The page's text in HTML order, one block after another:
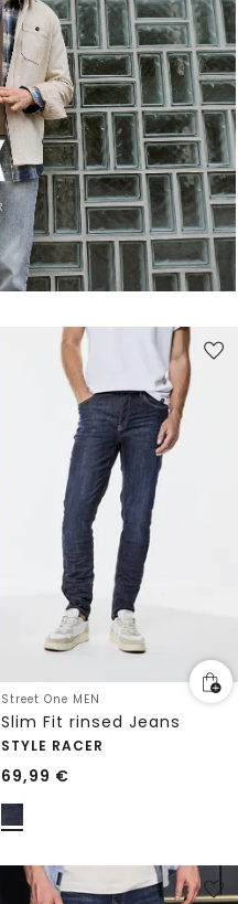
Street One MEN
Slim Fit rinsed Jeans
STYLE RACER
69,99 €